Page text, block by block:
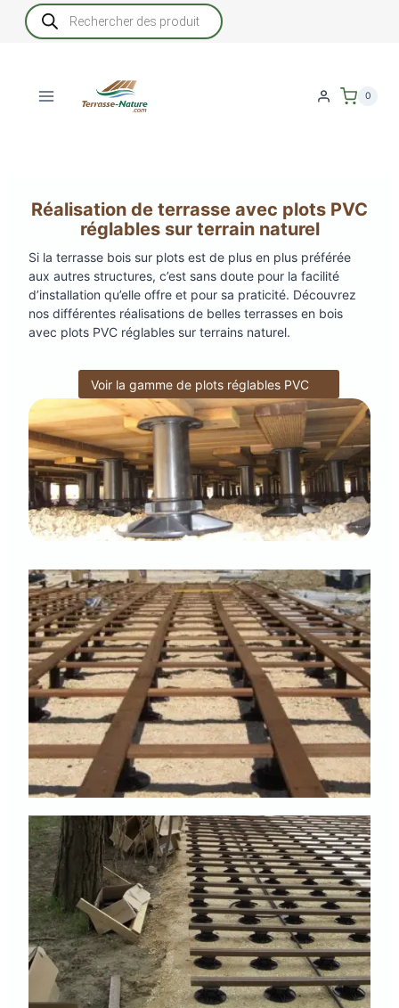
Recherche
de
produits
0
Réalisation de terrasse avec plots PVC
réglables sur terrain naturel
Si la terrasse bois sur plots est de plus en plus préférée
aux autres structures, c’est sans doute pour la facilité
d’installation qu’elle offre et pour sa praticité. Découvrez
nos différentes réalisations de belles terrasses en bois
avec plots PVC réglables sur terrains naturel.
Voir la gamme de plots réglables PVC